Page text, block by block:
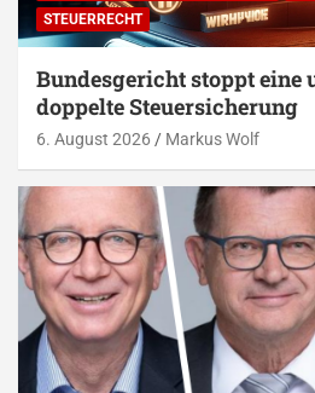
STEUERRECHT
Bundesgericht stoppt eine
doppelte Steuersicherung
6. August 2026 Markus Wolf